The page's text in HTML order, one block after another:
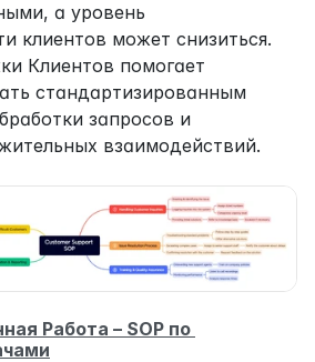
а уровень
клиентов может снизиться.
Клиентов помогает
стандартизированным
запросов и
взаимодействий.
Работа – SOP по